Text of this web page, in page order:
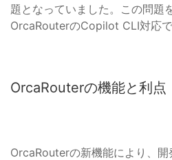
題となっていました。この問題
OrcaRouterのCopilot CLI対応で
OrcaRouterの機能と利点
OrcaRouterの新機能により、